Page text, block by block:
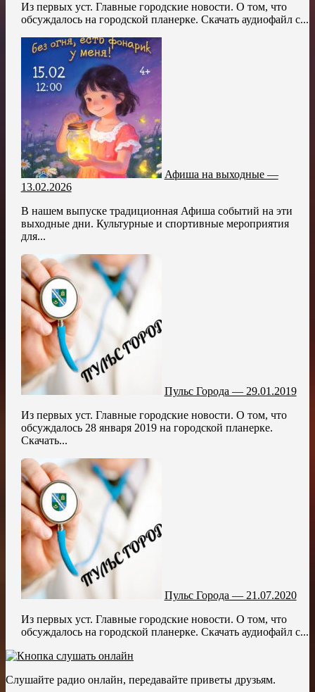
Из первых уст. Главные городские новости. О том, что
обсуждалось на городской планерке. Скачать аудиофайл с...
Афиша на выходные —
13.02.2026
В нашем выпуске традиционная Афиша событий на эти
выходные дни. Культурные и спортивные мероприятия
для...
Пульс Города — 29.01.2019
Из первых уст. Главные городские новости. О том, что
обсуждалось 28 января 2019 на городской планерке.
Скачать...
Пульс Города — 21.07.2020
Из первых уст. Главные городские новости. О том, что
обсуждалось на городской планерке. Скачать аудиофайл с...
Слушайте радио онлайн, передавайте приветы друзьям.